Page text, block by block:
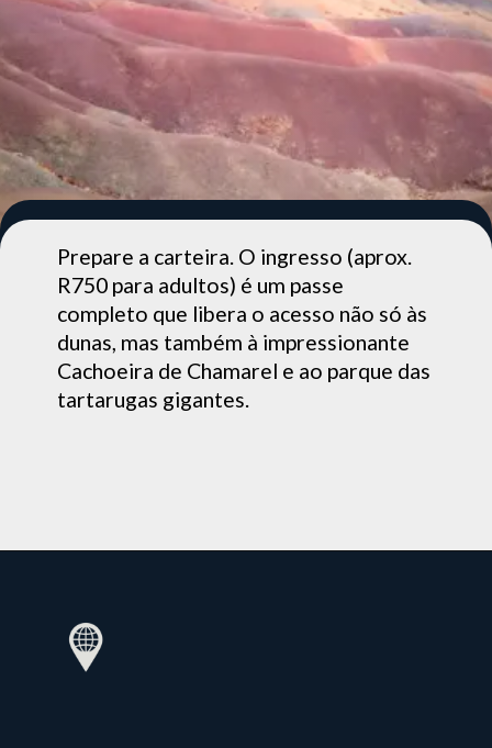
Prepare a carteira. O ingresso (aprox.
R750 para adultos) é um passe
completo que libera o acesso não só às
dunas, mas também à impressionante
Cachoeira de Chamarel e ao parque das
tartarugas gigantes.